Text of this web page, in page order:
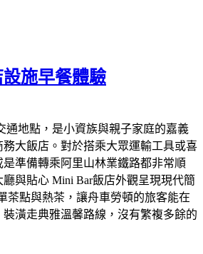
施早餐體驗
通地點，是小資族與親子家庭的嘉義
大飯店。對於搭乘大眾運輸工具或喜
準備轉乘阿里山林業鐵路都非常順
與貼心 Mini Bar​飯店外觀呈現現代簡
茶點與熱茶，讓舟車勞頓的旅客能在
潢走典雅溫馨路線，沒有繁複多餘的